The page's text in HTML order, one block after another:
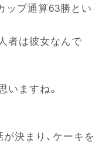
ップ通算63勝とい
者は彼女なんで
いますね。
決まり、ケーキを